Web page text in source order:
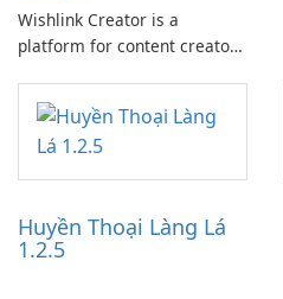
Wishlink Creator is a
platform for content creators
work through built-in brand
partnerships and integrated
tools for content distribution
and audience engagement.
Huyền Thoại Làng Lá
1.2.5